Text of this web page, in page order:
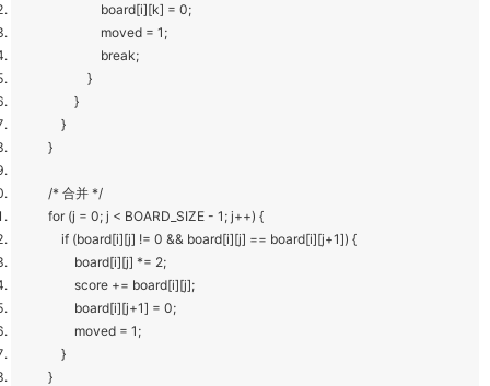
board[i][k] = 0;
moved = 1;
break;
}
}
}
}
/* 合并 */
for (j = 0; j < BOARD_SIZE - 1; j++) {
if (board[i][j] != 0 && board[i][j] == board[i][j+1]) {
board[i][j] *= 2;
score += board[i][j];
board[i][j+1] = 0;
moved = 1;
}
}